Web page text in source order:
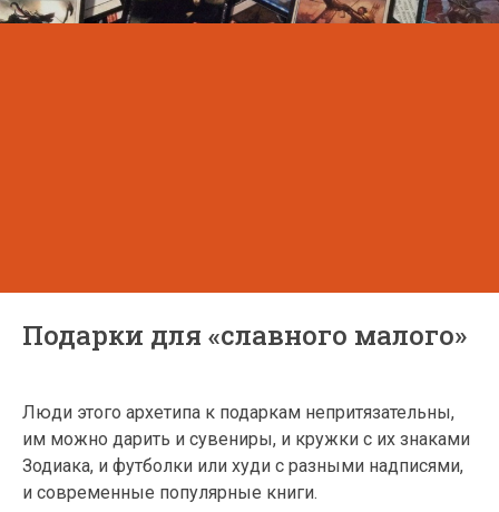
Подарки для «славного малого»
Люди этого архетипа к подаркам непритязательны,
им можно дарить и сувениры, и кружки с их знаками
Зодиака, и футболки или худи с разными надписями,
и современные популярные книги.